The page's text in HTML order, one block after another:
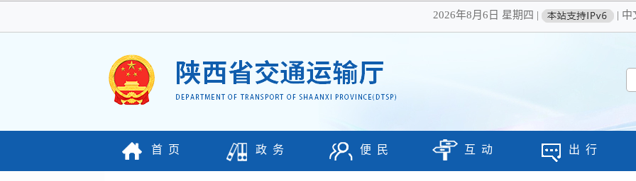
2026年8月6日 星期四 | | 中
首 页 政 务 便 民 互 动 出 行